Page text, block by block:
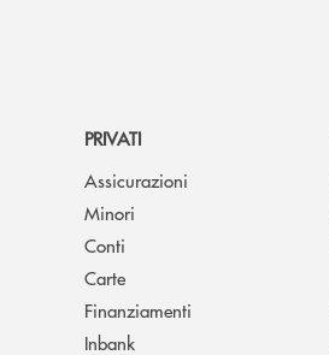
PRIVATI
Assicurazioni
Minori
Conti
Carte
Finanziamenti
Inbank